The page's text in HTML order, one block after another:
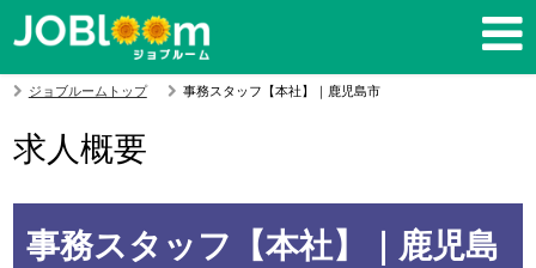
ジョブルームトップ 事務スタッフ【本社】｜鹿児島市
求人概要
事務スタッフ【本社】｜鹿児島